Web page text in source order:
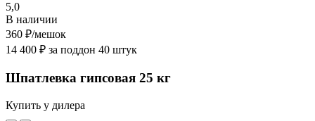
5,0
В наличии
360 ₽/мешок
14 400 ₽ за поддон 40 штук
Шпатлевка гипсовая 25 кг
Купить у дилера